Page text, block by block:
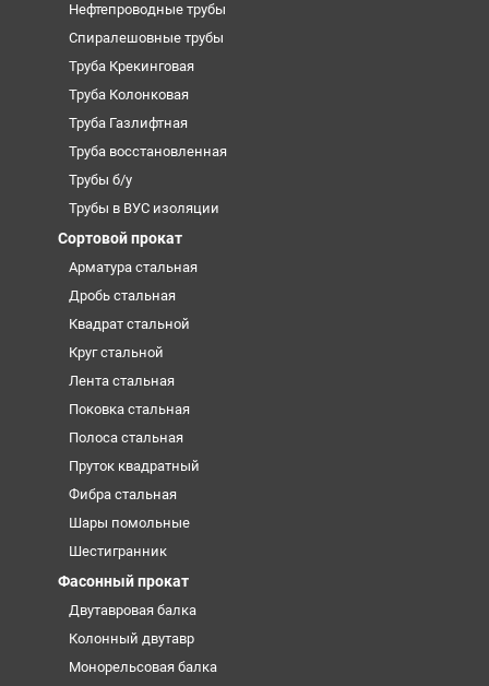
Нефтепроводные трубы
Спиралешовные трубы
Труба Крекинговая
Труба Колонковая
Труба Газлифтная
Труба восстановленная
Трубы б/у
Трубы в ВУС изоляции
Сортовой прокат
Арматура стальная
Дробь стальная
Квадрат стальной
Круг стальной
Лента стальная
Поковка стальная
Полоса стальная
Пруток квадратный
Фибра стальная
Шары помольные
Шестигранник
Фасонный прокат
Двутавровая балка
Колонный двутавр
Монорельсовая балка